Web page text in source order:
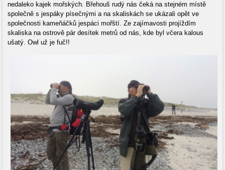
nedaleko kajek mořských. Břehouš rudý nás čeká na stejném místě
společně s jespáky písečnými a na skaliskách se ukázali opět ve
společnosti kameňáčků jespáci mořští. Ze zajímavosti projíždím
skaliska na ostrově pár desítek metrů od nás, kde byl včera kalous
ušatý. Owl už je fuč!!